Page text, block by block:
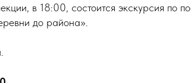
в 18:00, состоится экскурсия по
до района».